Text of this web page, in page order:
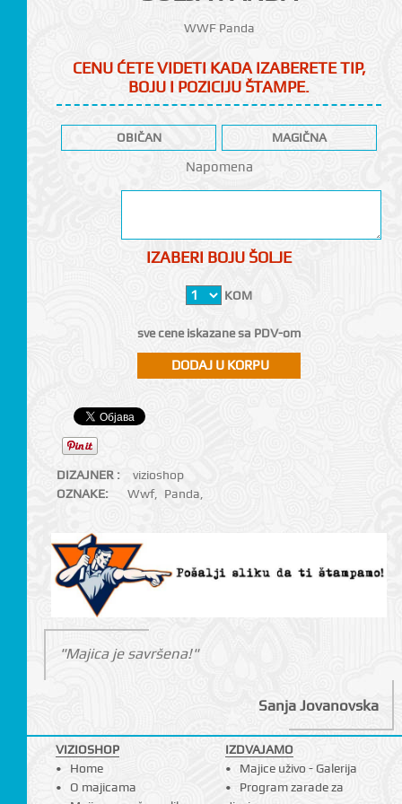
WWF Panda
CENU ĆETE VIDETI KADA IZABERETE TIP,
BOJU I POZICIJU ŠTAMPE.
OBIČAN MAGIČNA
Napomena
IZABERI BOJU ŠOLJE
KOM
sve cene iskazane sa PDV-om
DIZAJNER :
vizioshop
OZNAKE:
Wwf, Panda
"Majica je savršena!"
Sanja Jovanovska
VIZIOSHOP
Home
O majicama
IZDVAJAMO
Majice uživo - Galerija
Program zarade za